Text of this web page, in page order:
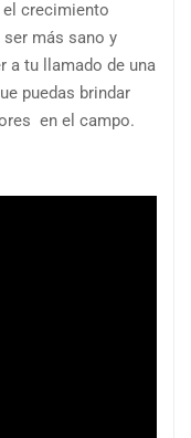
el crecimiento
más sano y
a tu llamado de una
puedas brindar
en el campo.